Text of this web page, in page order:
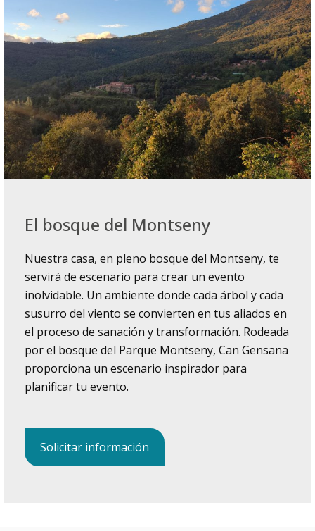
El bosque del Montseny
Nuestra casa, en pleno bosque del Montseny, te
servirá de escenario para crear un evento
inolvidable. Un ambiente donde cada árbol y cada
susurro del viento se convierten en tus aliados en
el proceso de sanación y transformación. Rodeada
por el bosque del Parque Montseny, Can Gensana
proporciona un escenario inspirador para
planificar tu evento.
Solicitar información